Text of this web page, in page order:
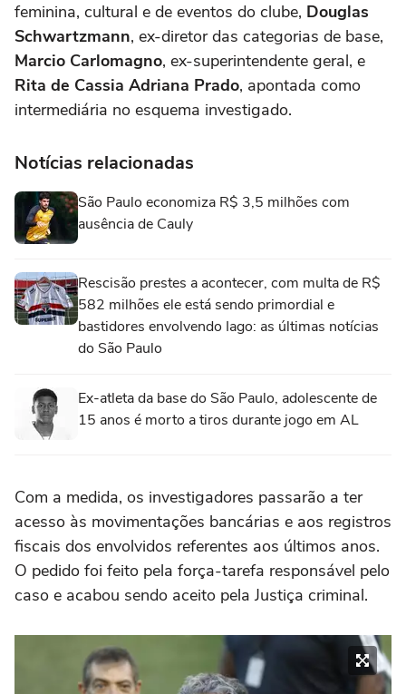
feminina, cultural e de eventos do clube, Douglas
Schwartzmann, ex-diretor das categorias de base,
Marcio Carlomagno, ex-superintendente geral, e
Rita de Cassia Adriana Prado, apontada como
intermediária no esquema investigado.
Notícias relacionadas
São Paulo economiza R$ 3,5 milhões com
ausência de Cauly
Rescisão prestes a acontecer, com multa de R$
582 milhões ele está sendo primordial e
bastidores envolvendo Iago: as últimas notícias
do São Paulo
Ex-atleta da base do São Paulo, adolescente de
15 anos é morto a tiros durante jogo em AL
Com a medida, os investigadores passarão a ter
acesso às movimentações bancárias e aos registros
fiscais dos envolvidos referentes aos últimos anos.
O pedido foi feito pela força-tarefa responsável pelo
caso e acabou sendo aceito pela Justiça criminal.